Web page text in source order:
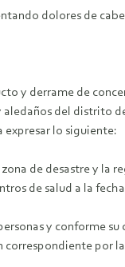
dolores de
y derrame de
del distrito
expresar lo siguiente:
de desastre y la
de salud a la
y conforme su
por